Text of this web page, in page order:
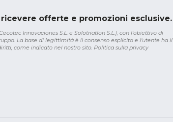
offerte e promozioni esclusive.
Innovaciones S.L. e Solotriatlon S.L.), con l'obiettivo di
La base di legittimità è il consenso esplicito e l'utente ha il
come indicato nel nostro sito. Politica sulla privacy